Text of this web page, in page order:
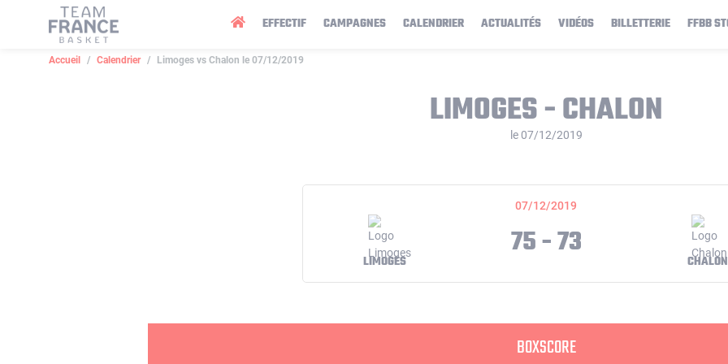
EFFECTIF CAMPAGNES CALENDRIER ACTUALITÉS VIDÉOS BILLETTERIE FFBB
Accueil Calendrier Limoges vs Chalon le 07/12/2019
LIMOGES - CHALON
le 07/12/2019
07/12/2019
LIMOGES 75 - 73 CHALON
BOXSCORE
Panneau de gestion des cookies